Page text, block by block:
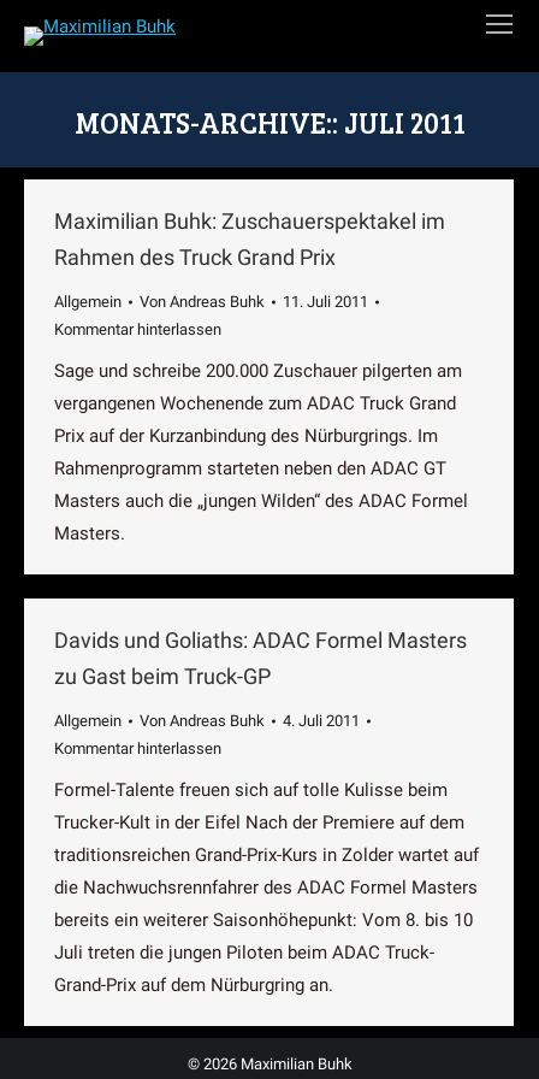
MONATS-ARCHIVE:: JULI 2011
Maximilian Buhk: Zuschauerspektakel im
Rahmen des Truck Grand Prix
Allgemein Von Andreas Buhk
11. Juli 2011
Kommentar hinterlassen
Sage und schreibe 200.000 Zuschauer pilgerten am
vergangenen Wochenende zum ADAC Truck Grand
Prix auf der Kurzanbindung des Nürburgrings. Im
Rahmenprogramm starteten neben den ADAC GT
Masters auch die „jungen Wilden“ des ADAC Formel
Masters.
Davids und Goliaths: ADAC Formel Masters
zu Gast beim Truck-GP
Allgemein Von Andreas Buhk
4. Juli 2011
Kommentar hinterlassen
Formel-Talente freuen sich auf tolle Kulisse beim
Trucker-Kult in der Eifel Nach der Premiere auf dem
traditionsreichen Grand-Prix-Kurs in Zolder wartet auf
die Nachwuchsrennfahrer des ADAC Formel Masters
bereits ein weiterer Saisonhöhepunkt: Vom 8. bis 10
Juli treten die jungen Piloten beim ADAC Truck-
Grand-Prix auf dem Nürburgring an.
© 2026 Maximilian Buhk